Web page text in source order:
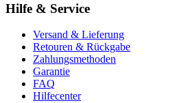
Hilfe & Service
Versand & Lieferung
Retouren & Rückgabe
Zahlungsmethoden
Garantie
FAQ
Hilfecenter